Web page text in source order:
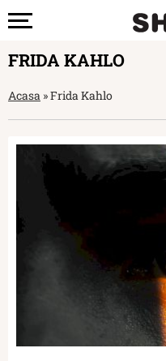
FRIDA KAHLO
Acasa »Frida Kahlo